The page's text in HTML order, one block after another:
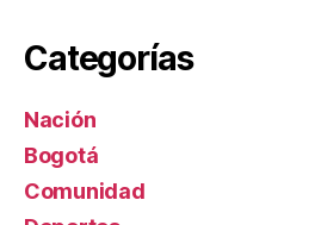
Categorías
Nación
Bogotá
Comunidad